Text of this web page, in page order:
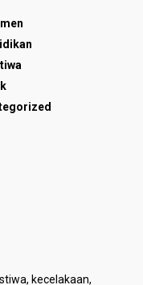
kecelakaan,